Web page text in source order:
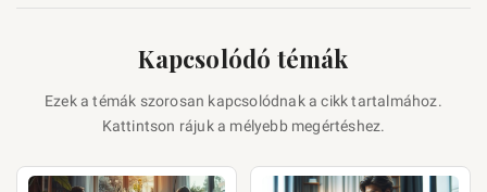
Kapcsolódó témák
Ezek a témák szorosan kapcsolódnak a cikk tartalmához.
Kattintson rájuk a mélyebb megértéshez.